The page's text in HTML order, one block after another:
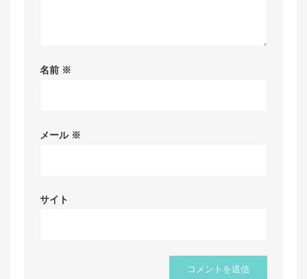
名前 ※
メール ※
サイト